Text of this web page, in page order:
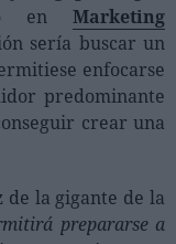
en Marketing
sería buscar un
enfocarse
predominante
crear una
de la gigante de la
prepararse a